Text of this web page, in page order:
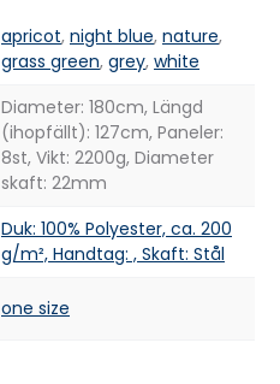
apricot, night blue, nature,
grass green, grey, white
Diameter: 180cm, Längd
(ihopfällt): 127cm, Paneler:
8st, Vikt: 2200g, Diameter
skaft: 22mm
Duk: 100% Polyester, ca. 200
g/m², Handtag: , Skaft: Stål
one size